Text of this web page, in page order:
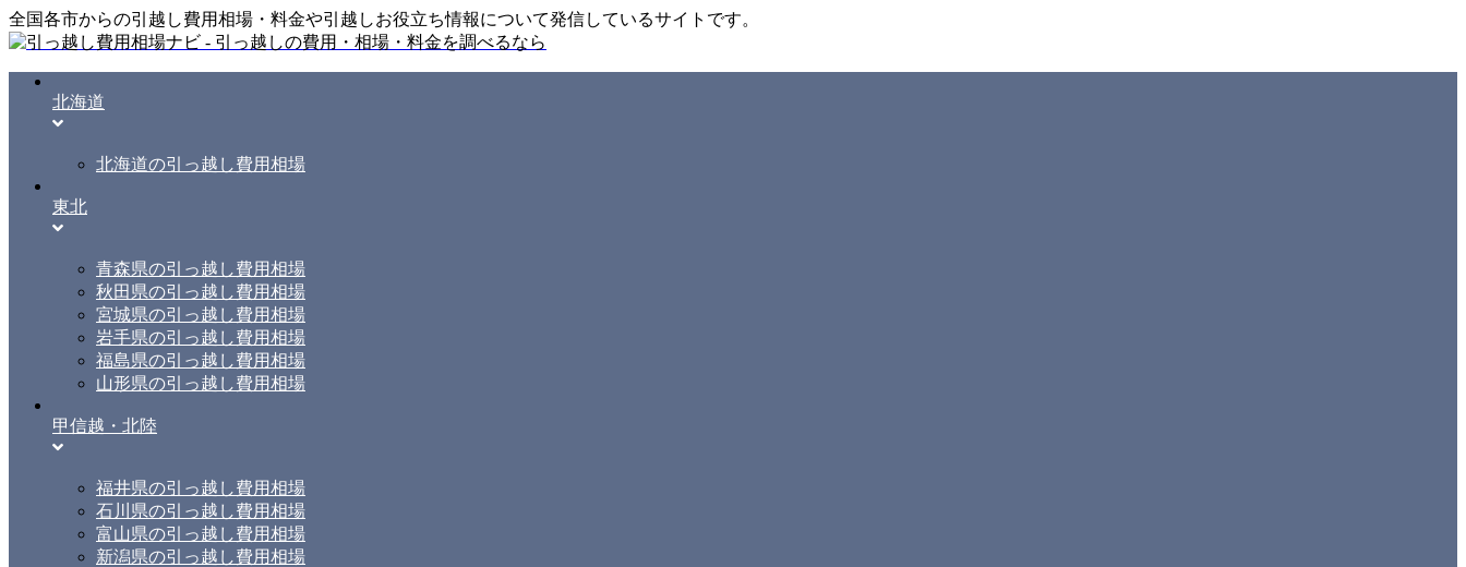
全国各市からの引越し費用相場・料金や引越しお役立ち情報について発信しているサイトです。
北海道
北海道の引っ越し費用相場
東北
青森県の引っ越し費用相場
秋田県の引っ越し費用相場
宮城県の引っ越し費用相場
岩手県の引っ越し費用相場
福島県の引っ越し費用相場
山形県の引っ越し費用相場
甲信越・北陸
福井県の引っ越し費用相場
石川県の引っ越し費用相場
富山県の引っ越し費用相場
新潟県の引っ越し費用相場